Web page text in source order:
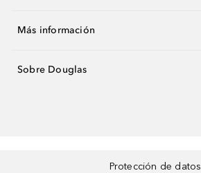
Más información
Sobre Douglas
Protección de datos